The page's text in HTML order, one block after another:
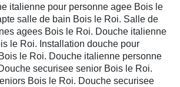
italienne pour personne agee Bois le
salle de bain Bois le Roi. Salle de
agees Bois le Roi. Douche italienne
le Roi. Installation douche pour
le Roi. Douche italienne personne
securisee senior Bois le Roi.
Bois le Roi. Douche securisee